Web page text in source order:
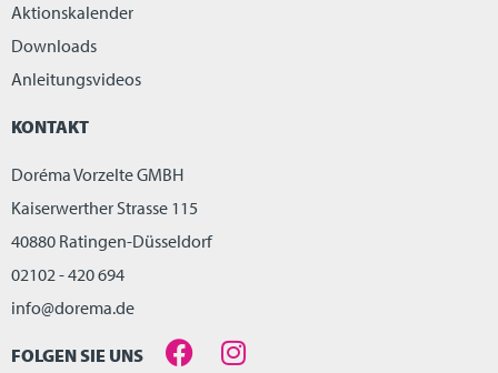
Aktionskalender
Downloads
Anleitungsvideos
KONTAKT
Doréma Vorzelte GMBH
Kaiserwerther Strasse 115
40880 Ratingen-Düsseldorf
02102 - 420 694
info@dorema.de
FOLGEN SIE UNS